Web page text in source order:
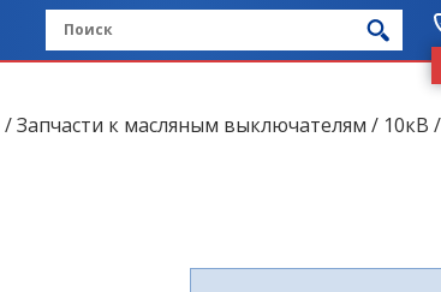
/Запчасти к масляным выключателям / 10кВ